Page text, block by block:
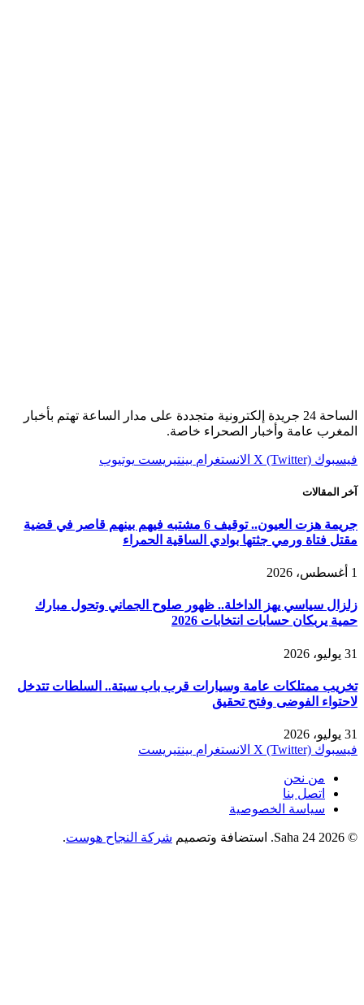
الساحة 24 جريدة إلكترونية متجددة على مدار الساعة تهتم بأخبار
المغرب عامة وأخبار الصحراء خاصة.
فيسبوك X (Twitter) الانستغرام بينتيريست يوتيوب
آخر المقالات
جريمة هزت العيون.. توقيف 6 مشتبه فيهم بينهم قاصر في قضية
مقتل فتاة ورمي جثتها بوادي الساقية الحمراء
1 أغسطس، 2026
زلزال سياسي يهز الداخلة.. ظهور صلوح الجماني وتحول مبارك
حمية يربكان حسابات انتخابات 2026
31 يوليو، 2026
تخريب ممتلكات عامة وسيارات قرب باب سبتة.. السلطات تتدخل
لاحتواء الفوضى وفتح تحقيق
31 يوليو، 2026
فيسبوك X (Twitter) الانستغرام بينتيريست
من نحن
اتصل بنا
سياسة الخصوصية
© 2026 Saha 24. استضافة وتصميم شركة النجاح هوست.